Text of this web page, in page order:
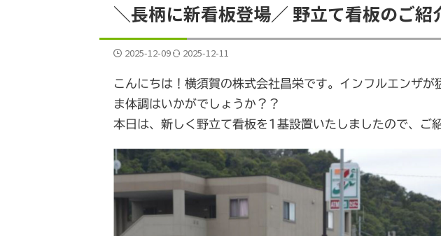
＼長柄に新看板登場／ 野立て看板のご紹
2025-12-09 2025-12-11
こんにちは！横須賀の株式会社昌栄です。インフルエンザが
ま体調はいかがでしょうか？？
本日は、新しく野立て看板を1基設置いたしましたので、ご